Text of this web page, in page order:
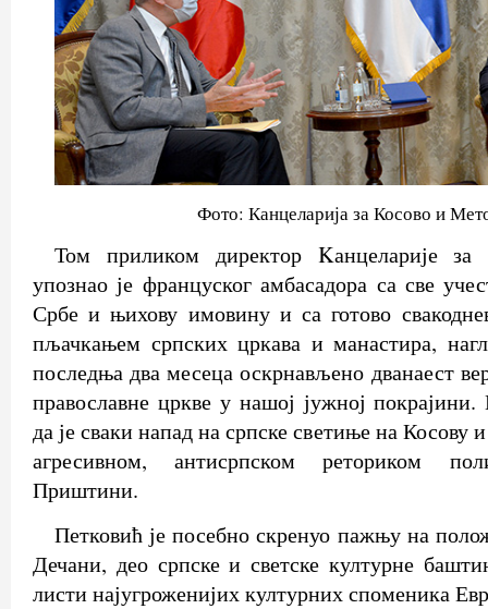
Фото: Канцеларија за Косово и
Том приликом директор Kанцеларије
упознао је француског амбасадора са све
Србе и њихову имовину и са готово
пљачкањем српских цркава и манастира,
последња два месеца оскрнављено дванаест
православне цркве у нашој јужној покрајини.
да је сваки напад на српске светиње на Косову
агресивном, антисрпском реториком
Приштини.
Петковић је посебно скренуо пажњу на
Дечани, део српске и светске културне
листи најугроженијих културних споменика